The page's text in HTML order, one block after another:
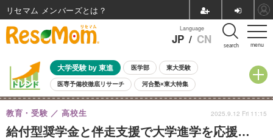
menu
Language
JP / CN search
大学受験 by 東進 医学部 東大受験
医専予備校徹底リサーチ 河合塾×東大特集
親子で考える大学選び 高校受験 中学受験 小学校受験
共通テスト 夏休み
8月開催イベント・WS 全国公立高校 過去問 人気記事
給付型奨学金と伴走支援で大学進学を応援…
教育・受験 高校生 2025.9.12 Fri 11:15
リセマム メンバーズ